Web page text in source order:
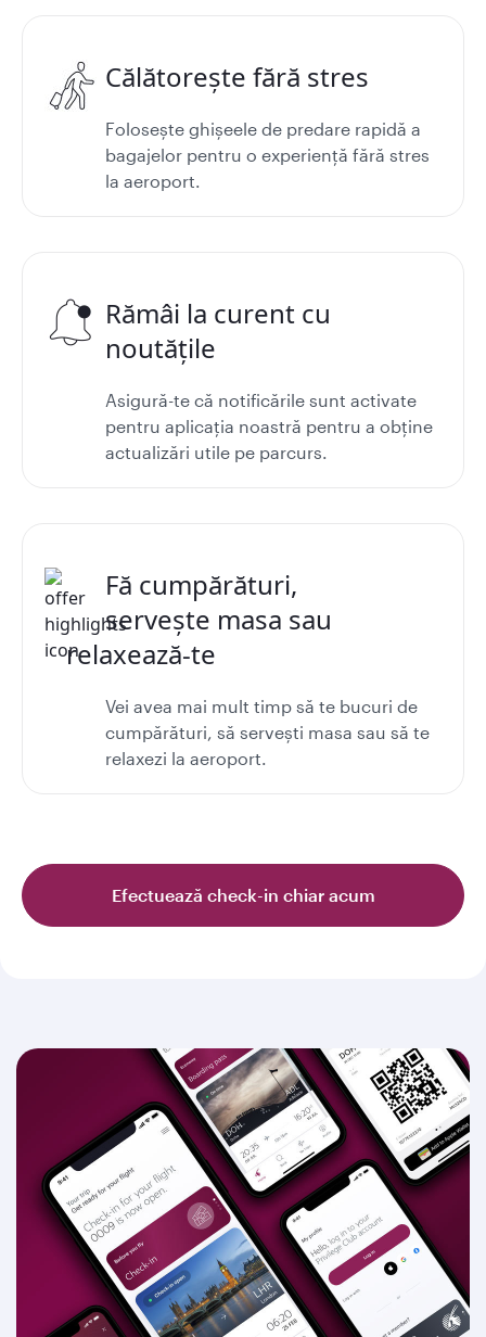
Călătorește fără stres
Folosește ghișeele de predare rapidă a
bagajelor pentru o experiență fără stres
la aeroport.
Rămâi la curent cu
noutățile
Asigură-te că notificările sunt activate
pentru aplicația noastră pentru a obține
actualizări utile pe parcurs.
Fă cumpărături,
servește masa sau
relaxează-te
Vei avea mai mult timp să te bucuri de
cumpărături, să servești masa sau să te
relaxezi la aeroport.
Efectuează check-in chiar acum